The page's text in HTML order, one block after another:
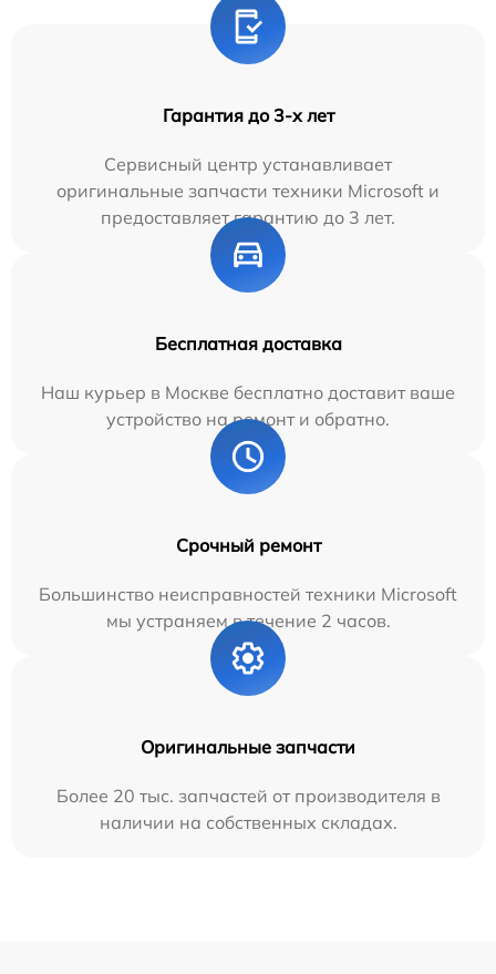
Гарантия до 3-х лет
Сервисный центр устанавливает
оригинальные запчасти техники Microsoft и
предоставляет гарантию до 3 лет.
Бесплатная доставка
Наш курьер в Москве бесплатно доставит ваше
устройство на ремонт и обратно.
Срочный ремонт
Большинство неисправностей техники Microsoft
мы устраняем в течение 2 часов.
Оригинальные запчасти
Более 20 тыс. запчастей от производителя в
наличии на собственных складах.